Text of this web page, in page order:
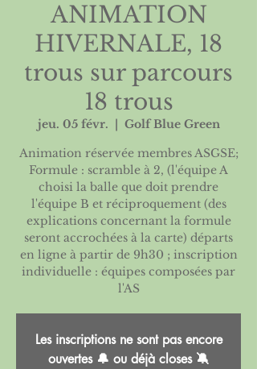
ANIMATION
HIVERNALE, 18
trous sur parcours
18 trous
jeu. 05 févr.
Golf Blue Green
Animation réservée membres ASGSE;
Formule : scramble à 2, (l'équipe A
choisi la balle que doit prendre
l'équipe B et réciproquement (des
explications concernant la formule
seront accrochées à la carte) départs
en ligne à partir de 9h30 ; inscription
individuelle : équipes composées par
Les inscriptions ne sont pas encore
ouvertes 🔔 ou déjà closes 🔕